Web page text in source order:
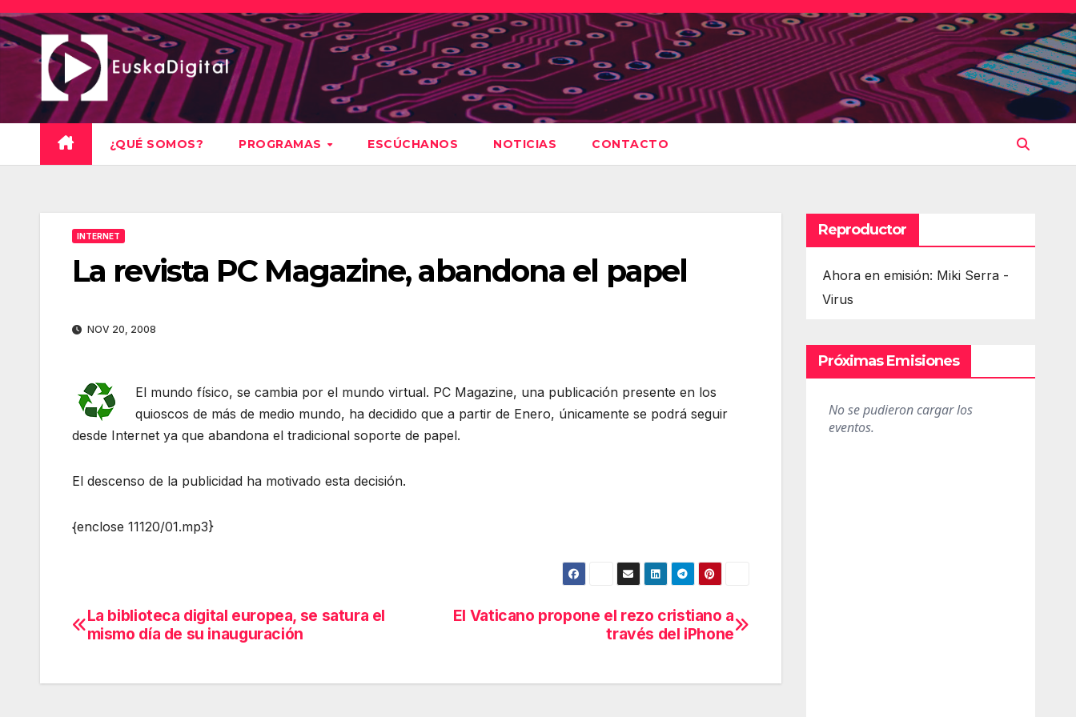
Saltar
al
contenido
¿QUÉ SOMOS? PROGRAMAS ESCÚCHANOS NOTICIAS CONTACTO
INTERNET
La revista PC Magazine, abandona el papel
NOV 20, 2008
El mundo físico, se cambia por el mundo virtual. PC Magazine, una publicación presente en los
quioscos de más de medio mundo, ha decidido que a partir de Enero, únicamente se podrá seguir
desde Internet ya que abandona el tradicional soporte de papel.
El descenso de la publicidad ha motivado esta decisión.
{enclose 11120/01.mp3}
Navegación
entradas
El Vaticano propone el rezo cristiano a
través del iPhone
La biblioteca digital europea, se satura el
mismo día de su inauguración
Reproductor
Ahora en emisión: Miki Serra -
Virus
Próximas Emisiones